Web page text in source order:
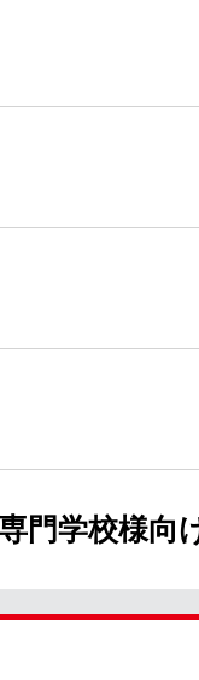
門学校様向